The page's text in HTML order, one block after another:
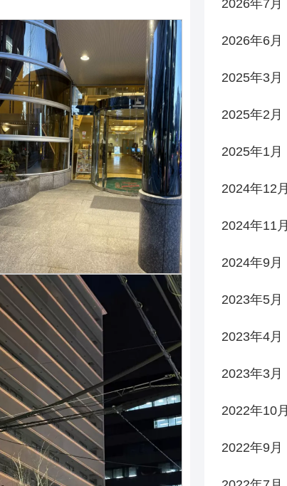
2026年7月
2026年6月
2025年3月
2025年2月
2025年1月
2024年12月
2024年11月
2024年9月
2023年5月
2023年4月
2023年3月
2022年10月
2022年9月